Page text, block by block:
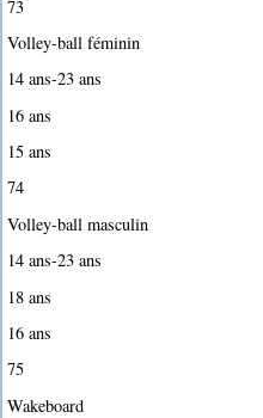
73
Volley-ball féminin
14 ans-23 ans
16 ans
15 ans
74
Volley-ball masculin
14 ans-23 ans
18 ans
16 ans
75
Wakeboard